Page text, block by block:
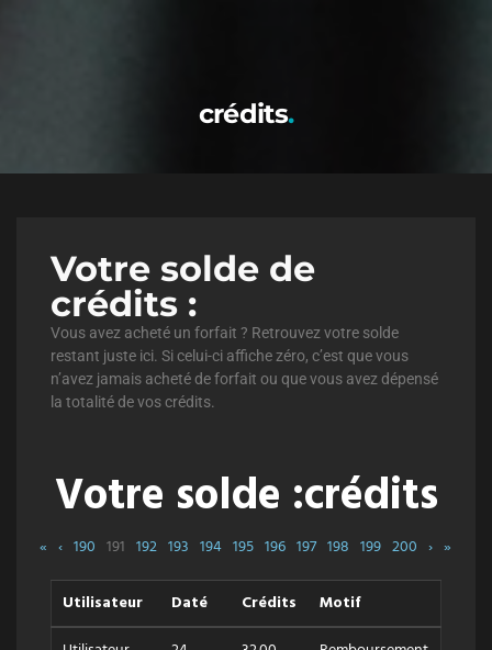
crédits
Votre solde de
crédits :
Vous avez acheté un forfait ? Retrouvez votre solde
restant juste ici. Si celui-ci affiche zéro, c’est que vous
n’avez jamais acheté de forfait ou que vous avez dépensé
la totalité de vos crédits.
Votre solde :crédits
« ‹ 190 191 192 193 194 195 196 197 198 199 200 › »
Utilisateur Daté Crédits
Motif